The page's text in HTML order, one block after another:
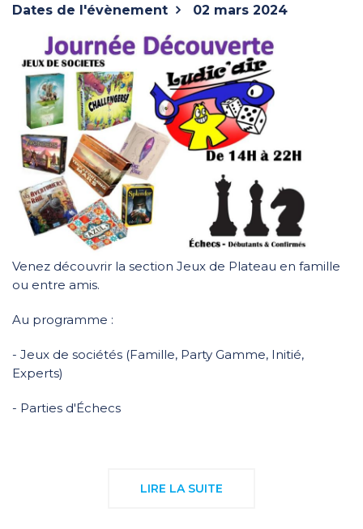
Dates de l'évènement 02 mars 2024
Venez découvrir la section Jeux de Plateau en famille
ou entre amis.
Au programme :
- Jeux de sociétés (Famille, Party Gamme, Initié,
Experts)
- Parties d'Échecs
LIRE LA SUITE